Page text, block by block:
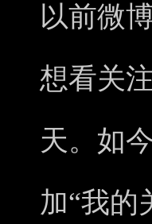
以前微
想看关
天。如
加“我的